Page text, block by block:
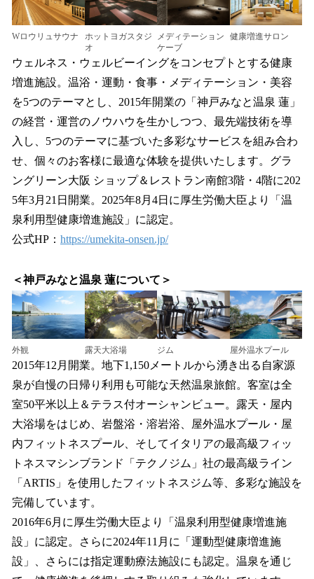
Wロウリュサウナ
ホットヨガスタジ
オ
メディテーション
ケーブ
健康増進サロン
ウェルネス・ウェルビーイングをコンセプトとする健康
増進施設。温浴・運動・食事・メディテーション・美容
を5つのテーマとし、2015年開業の「神戸みなと温泉 蓮」
の経営・運営のノウハウを生かしつつ、最先端技術を導
入し、5つのテーマに基づいた多彩なサービスを組み合わ
せ、個々のお客様に最適な体験を提供いたします。グラ
ングリーン大阪 ショップ＆レストラン南館3階・4階に202
5年3月21日開業。2025年8月4日に厚生労働大臣より「温
泉利用型健康増進施設」に認定。
公式HP： https://umekita-onsen.jp/
＜神戸みなと温泉 蓮について＞
外観 露天大浴場 ジム 屋外温水プール
2015年12月開業。地下1,150メートルから湧き出る自家源
泉が自慢の日帰り利用も可能な天然温泉旅館。客室は全
室50平米以上＆テラス付オーシャンビュー。露天・屋内
大浴場をはじめ、岩盤浴・溶岩浴、屋外温水プール・屋
内フィットネスプール、そしてイタリアの最高級フィッ
トネスマシンブランド「テクノジム」社の最高級ライン
「ARTIS」を使用したフィットネスジム等、多彩な施設を
完備しています。
2016年6月に厚生労働大臣より「温泉利用型健康増進施
設」に認定。さらに2024年11月に「運動型健康増進施
設」、さらには指定運動療法施設にも認定。温泉を通じ